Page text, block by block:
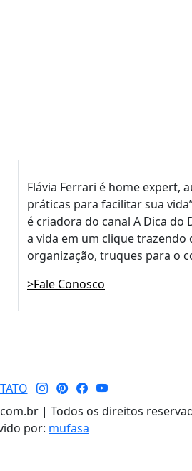
Flávia Ferrari é home expert,
práticas para facilitar sua
é criadora do canal A Dica
a vida em um clique trazendo
organização, truques para o
>Fale Conosco
| Todos os direitos
por: mufasa